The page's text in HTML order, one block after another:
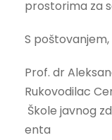
prostorima za
S poštovanjem,
Prof. dr
Rukovodilac
Škole javnog
enta